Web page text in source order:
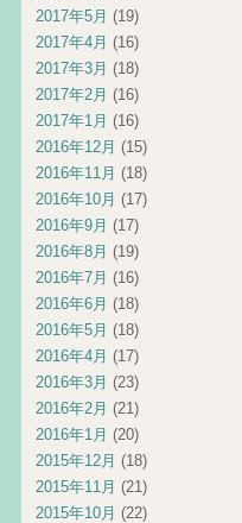
2017年5月 (19)
2017年4月 (16)
2017年3月 (18)
2017年2月 (16)
2017年1月 (16)
2016年12月 (15)
2016年11月 (18)
2016年10月 (17)
2016年9月 (17)
2016年8月 (19)
2016年7月 (16)
2016年6月 (18)
2016年5月 (18)
2016年4月 (17)
2016年3月 (23)
2016年2月 (21)
2016年1月 (20)
2015年12月 (18)
2015年11月 (21)
2015年10月 (22)